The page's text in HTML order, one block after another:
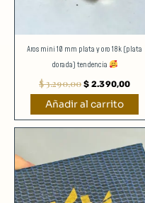
Aros mini 10 mm plata y oro 18k (plata
dorada) tendencia
$3.290,00 $ 2.390,00
Añadir al carrito